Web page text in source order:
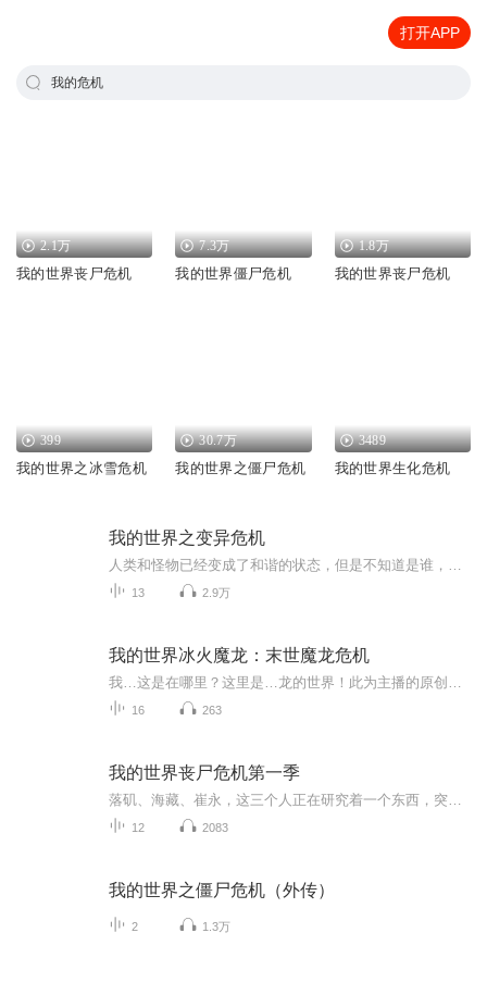
打开APP
我的危机
2.1万
我的世界丧尸危机
7.3万
我的世界僵尸危机
1.8万
我的世界丧尸危机
399
我的世界之冰雪危机
30.7万
我的世界之僵尸危机
3489
我的世界生化危机
我的世界之变异危机
13 2.9万
我的世界冰火魔龙：末世魔龙危机
16 263
我的世界丧尸危机第一季
12 2083
我的世界之僵尸危机（外传）
2 1.3万